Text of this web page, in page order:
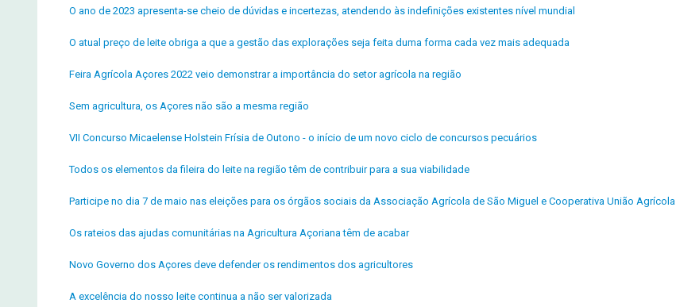
O ano de 2023 apresenta-se cheio de dúvidas e incertezas, atendendo às indefinições existentes nível mundial
O atual preço de leite obriga a que a gestão das explorações seja feita duma forma cada vez mais adequada
Feira Agrícola Açores 2022 veio demonstrar a importância do setor agrícola na região
Sem agricultura, os Açores não são a mesma região
VII Concurso Micaelense Holstein Frísia de Outono - o início de um novo ciclo de concursos pecuários
Todos os elementos da fileira do leite na região têm de contribuir para a sua viabilidade
Participe no dia 7 de maio nas eleições para os órgãos sociais da Associação Agrícola de São Miguel e Cooperativa União Agrícola
Os rateios das ajudas comunitárias na Agricultura Açoriana têm de acabar
Novo Governo dos Açores deve defender os rendimentos dos agricultores
A excelência do nosso leite continua a não ser valorizada